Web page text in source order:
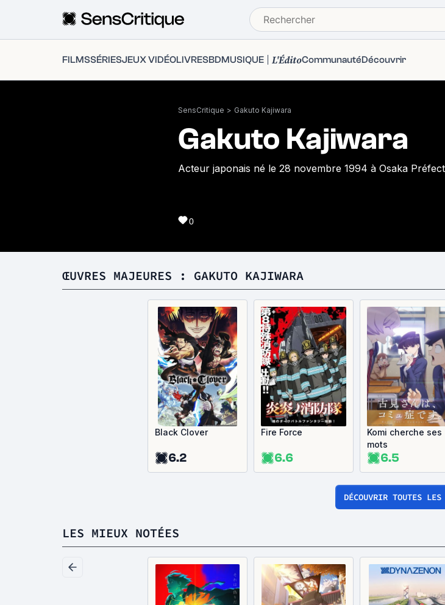
FILMSSÉRIESJEUX VIDÉOLIVRESBDMUSIQUE L'ÉditoCommunautéDécouvrir
SensCritique > Gakuto Kajiwara
Gakuto Kajiwara
Acteur japonais né le 28 novembre 1994 à Osaka
0
ŒUVRES MAJEURES : GAKUTO KAJIWARA
Black Clover
6.2
Fire Force
6.6
Komi cherche ses
mots
6.5
DÉCOUVRIR TOUTES LES
LES MIEUX NOTÉES